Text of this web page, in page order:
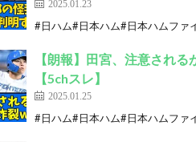
2025.01.23
#日ハム#日本ハム#日本ハムファ
【朗報】田宮、注意され
【5chスレ】
2025.01.25
#日ハム#日本ハム#日本ハムファ